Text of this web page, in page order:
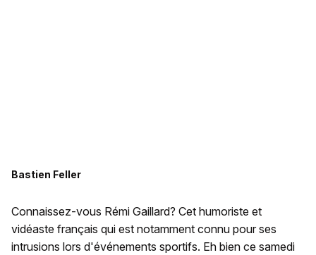
Bastien Feller
Connaissez-vous Rémi Gaillard? Cet humoriste et
vidéaste français qui est notamment connu pour ses
intrusions lors d'événements sportifs. Eh bien ce samedi